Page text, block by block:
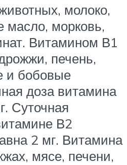
молоко,
масло, морковь,
Витамином В1
печень,
и бобовые
доза витамина
Суточная
В2
2 мг. Витамина
мясе, печени,